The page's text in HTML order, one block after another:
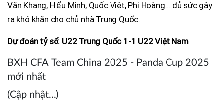
Văn Khang, Hiểu Minh, Quốc Việt, Phi Hoàng... đủ sức gây
ra khó khăn cho chủ nhà Trung Quốc.
Dự đoán tỷ số: U22 Trung Quốc 1-1 U22 Việt Nam
BXH CFA Team China 2025 - Panda Cup 2025
mới nhất
(Cập nhật...)